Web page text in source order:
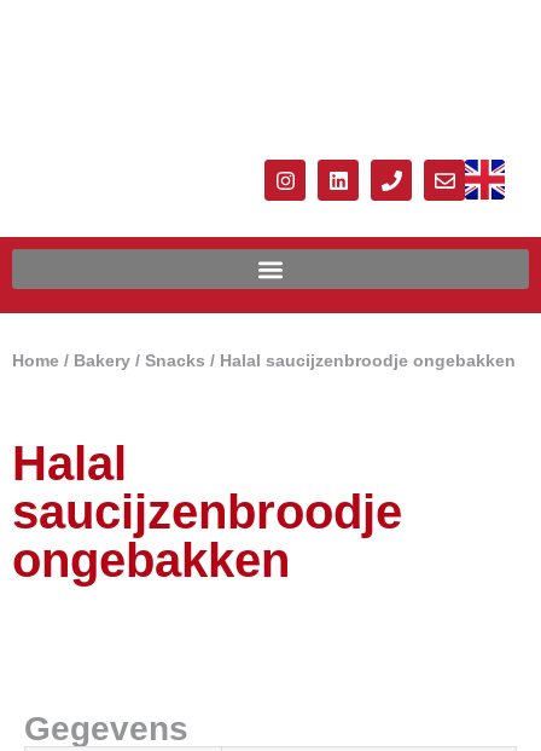
Home / Bakery / Snacks / Halal saucijzenbroodje ongebakken
Halal
saucijzenbroodje
ongebakken
Gegevens